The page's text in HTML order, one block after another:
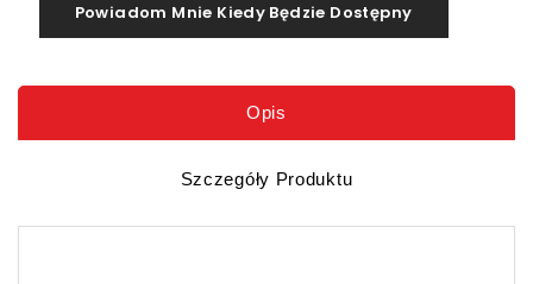
Powiadom Mnie Kiedy Będzie Dostępny
Opis
Szczegóły Produktu